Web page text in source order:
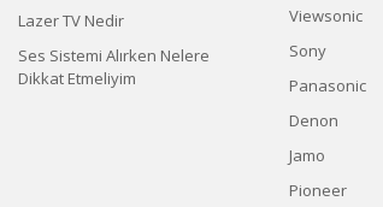
Lazer TV Nedir
Ses Sistemi Alırken Nelere
Dikkat Etmeliyim
Viewsonic
Sony
Panasonic
Denon
Jamo
Pioneer